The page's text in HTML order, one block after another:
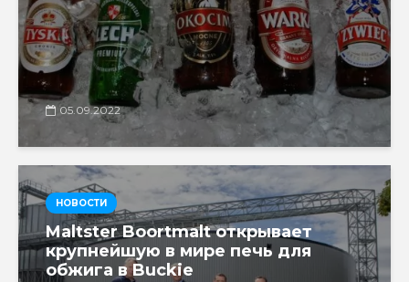
05.09.2022
НОВОСТИ
Maltster Boortmalt открывает
крупнейшую в мире печь для
обжига в Buckie